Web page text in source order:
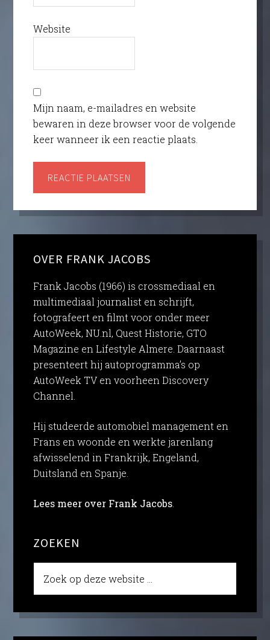
Website
Mijn naam, e-mailadres en website
bewaren in deze browser voor de volgende
keer wanneer ik een reactie plaats.
OVER FRANK JACOBS
Frank Jacobs (1966) is crossmediaal en
multimediaal journalist en schrijft,
fotografeert en filmt voor onder meer
AutoWeek, NU.nl, Quest Historie, GTO
Magazine en Lifestyle Almere. Daarnaast
presenteert hij autoprogramma’s op
AutoWeek TV en voorheen Discovery
Channel.
Hij studeerde automobiel management en
Frans en woonde en werkte jarenlang
afwisselend in Frankrijk, Engeland,
Duitsland en Spanje.
Lees meer over Frank Jacobs.
ZOEKEN